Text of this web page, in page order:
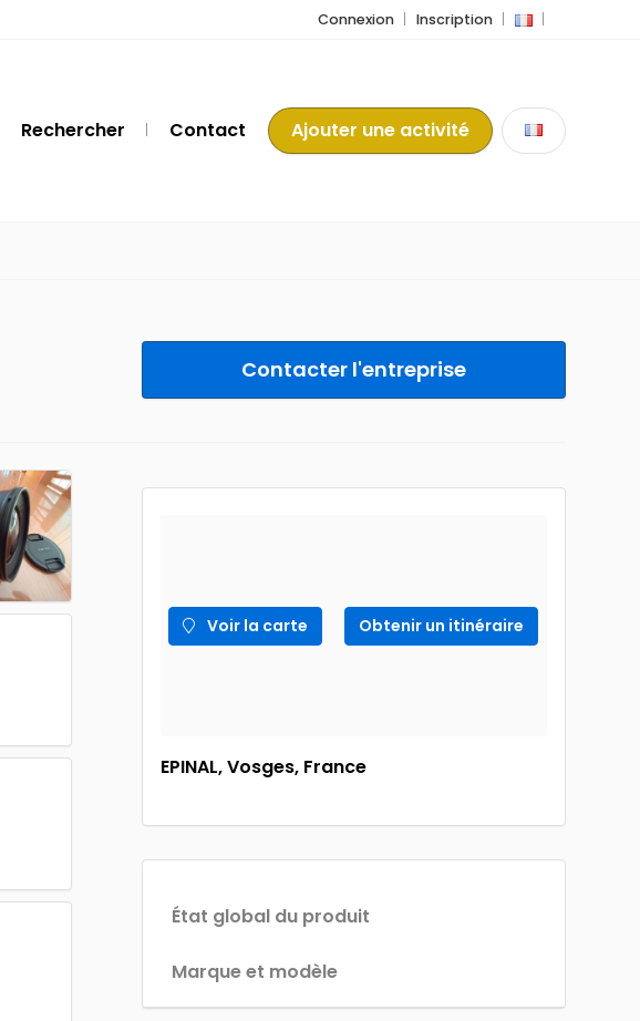
Connexion Inscription
Rechercher Contact Ajouter une activité
Contacter l'entreprise
Voir la carte Obtenir un itinéraire
EPINAL, Vosges, France
État global du produit
Marque et modèle